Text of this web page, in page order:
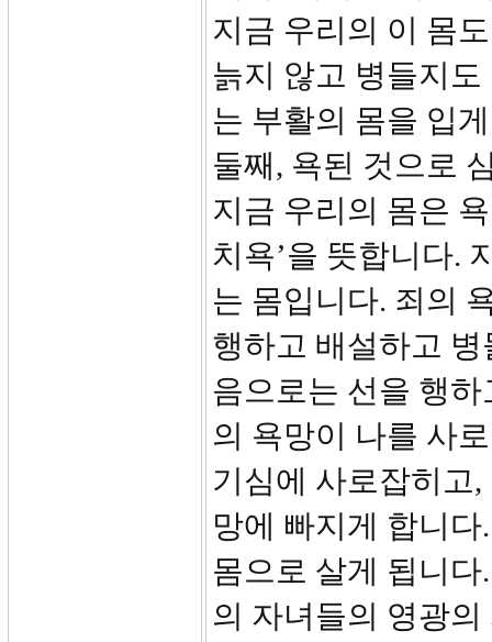
지금 우리의 이 몸
늙지 않고 병들지
는 부활의 몸을 입
둘째, 욕된 것으로
지금 우리의 몸은
치욕’을 뜻합니다.
는 몸입니다. 죄의
행하고 배설하고
음으로는 선을 행
의 욕망이 나를 사
기심에 사로잡히고
망에 빠지게 합니
몸으로 살게 됩니
의 자녀들의 영광